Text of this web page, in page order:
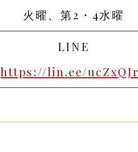
火曜、第2・4水曜
LINE
https://lin.ee/